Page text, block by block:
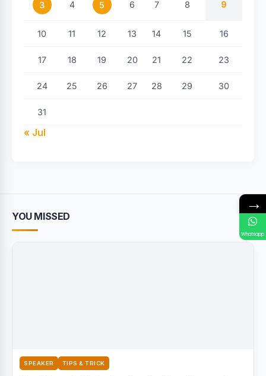
3 4 5 6 7 8 9
10 11 12 13 14 15 16
17 18 19 20 21 22 23
24 25 26 27 28 29 30
31
« Jul
YOU MISSED
SPEAKER TIPS & TRICK
→
Whatsapp